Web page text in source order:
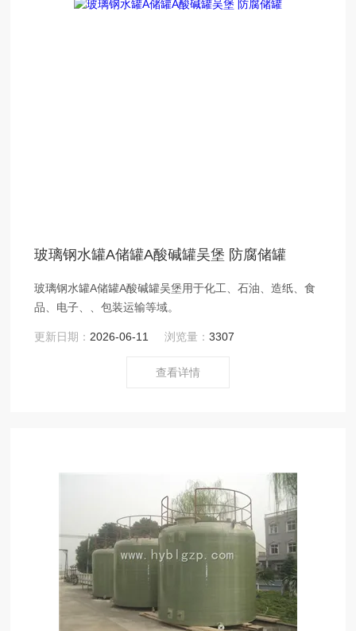
玻璃钢水罐A储罐A酸碱罐吴堡 防腐储罐
玻璃钢水罐A储罐A酸碱罐吴堡用于化工、石油、造纸、食
品、电子、、包装运输等域。
更新日期： 2026-06-11 浏览量：3307
查看详情